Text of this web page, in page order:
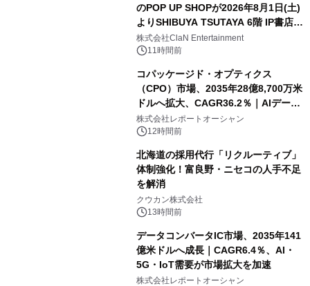
のPOP UP SHOPが2026年8月1日(土)
よりSHIBUYA TSUTAYA 6階 IP書店で
開催決定！！
株式会社ClaN Entertainment
11時間前
コパッケージド・オプティクス
（CPO）市場、2035年28億8,700万米
ドルへ拡大、CAGR36.2％｜AIデータ
センター・高速光通信需要が成長を加
速
株式会社レポートオーシャン
12時間前
北海道の採用代行「リクルーティブ」
体制強化！富良野・ニセコの人手不足
を解消
クウカン株式会社
13時間前
データコンバータIC市場、2035年141
億米ドルへ成長｜CAGR6.4％、AI・
5G・IoT需要が市場拡大を加速
株式会社レポートオーシャン